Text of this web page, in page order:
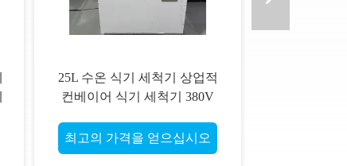
25L 수온 식기 세척기 상업적
컨베이어 식기 세척기 380V
최고의 가격을 얻으십시오